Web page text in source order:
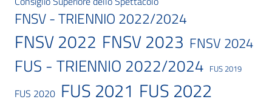
FNSV - TRIENNIO 2022/2024
FNSV 2022 FNSV 2023 FNSV 2024
FUS - TRIENNIO 2022/2024 FUS 2019
FUS 2020 FUS 2021 FUS 2022